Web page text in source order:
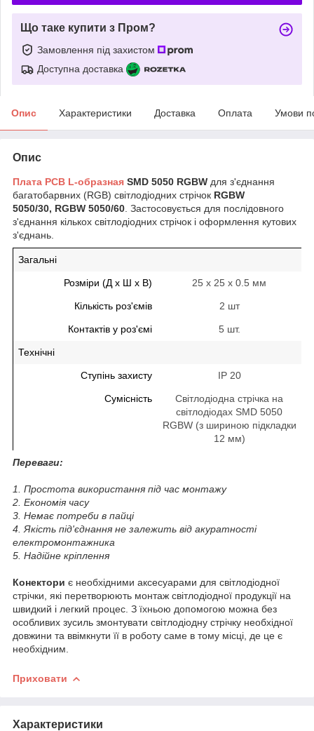
Що таке купити з Пром?
Замовлення під захистом
Доступна доставка
Опис Характеристики Доставка Оплата Умови
Опис
Плата PCB L-образная SMD 5050 RGBW для з'єднання
багатобарвних (RGB) світлодіодних стрічок RGBW
5050/30, RGBW 5050/60 . Застосовується для послідовного
з'єднання кількох світлодіодних стрічок і оформлення кутових
з'єднань.
Загальні
Розміри (Д х Ш х В) 25 х 25 х 0.5 мм
Кількість роз'ємів 2 шт
Контактів у роз'ємі 5 шт.
Технічні
Ступінь захисту IP 20
Сумісність
Світлодіодна стрічка на
світлодіодах SMD 5050
RGBW (з шириною підкладки
12 мм)
Переваги:
1. Простота використання під час монтажу
2. Економія часу
3. Немає потреби в пайці
4. Якість під'єднання не залежить від акуратності
електромонтажника
5. Надійне кріплення
Конектори є необхідними аксесуарами для світлодіодної
стрічки, які перетворюють монтаж світлодіодної продукції на
швидкий і легкий процес. З їхньою допомогою можна без
особливих зусиль змонтувати світлодіодну стрічку необхідної
довжини та ввімкнути її в роботу саме в тому місці, де це є
необхідним.
Приховати
Характеристики